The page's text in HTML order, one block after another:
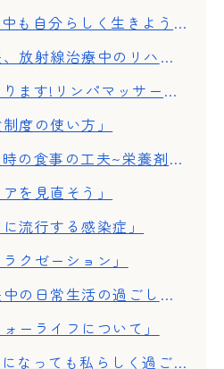
第41回「がん治療中も自分らしく生きよう」
第40回「化学療法、放射線治療中のリハビリ」~体調が良い時期と悪い時期~
第39回「今年もやります!リンパマッサージ」
度の使い方」
第37回「食欲不振時の食事の工夫~栄養剤を使った簡単・美味しいクッキング~」
を見直そう」
流行する感染症」
クゼーション」
第33回「化学療法中の日常生活の過ごし方」
ーライフについて」
第31回「続・がんになっても私らしく過ごそう」